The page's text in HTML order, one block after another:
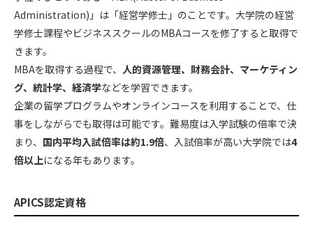
Administration)」は「経営学修士」のことです。大学院の経営
学修士課程やビジネススクールのMBAコースを修了すると取得で
きます。
MBAを取得する過程で、 人的資源管理、財務会計、マーケティン
グ、統計学、経済学などを学習できます。
企業の留学プログラムやオンラインコースを利用することで、仕
事をしながらでも取得は可能です。難易度は入学試験の倍率で決
まり、 国内平均入試倍率は約1.9倍、入試倍率が高い大学院では4
倍以上になる年もあります。
APICS認定資格